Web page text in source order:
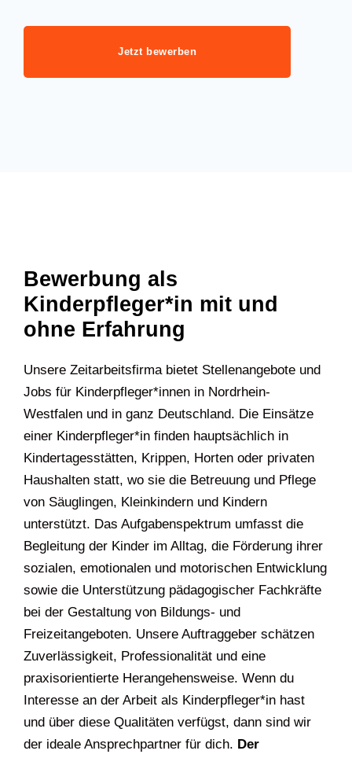
Jetzt bewerben
Bewerbung als
Kinderpfleger*in mit und
ohne Erfahrung
Unsere Zeitarbeitsfirma bietet Stellenangebote und
Jobs für Kinderpfleger*innen in Nordrhein-
Westfalen und in ganz Deutschland. Die Einsätze
einer Kinderpfleger*in finden hauptsächlich in
Kindertagesstätten, Krippen, Horten oder privaten
Haushalten statt, wo sie die Betreuung und Pflege
von Säuglingen, Kleinkindern und Kindern
unterstützt. Das Aufgabenspektrum umfasst die
Begleitung der Kinder im Alltag, die Förderung ihrer
sozialen, emotionalen und motorischen Entwicklung
sowie die Unterstützung pädagogischer Fachkräfte
bei der Gestaltung von Bildungs- und
Freizeitangeboten. Unsere Auftraggeber schätzen
Zuverlässigkeit, Professionalität und eine
praxisorientierte Herangehensweise. Wenn du
Interesse an der Arbeit als Kinderpfleger*in hast
und über diese Qualitäten verfügst, dann sind wir
der ideale Ansprechpartner für dich. Der